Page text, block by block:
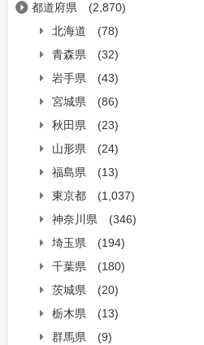
都道府県
(2,870)
北海道
(78)
青森県
(32)
岩手県
(43)
宮城県
(86)
秋田県
(23)
山形県
(24)
福島県
(13)
東京都
(1,037)
神奈川県
(346)
埼玉県
(194)
千葉県
(180)
茨城県
(20)
栃木県
(13)
群馬県
(9)